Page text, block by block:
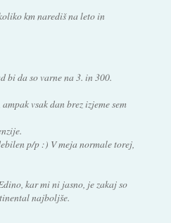
km narediš na leto in
bi da so varne na 3. in 300.
vsak dan brez izjeme sem
p/p :) V meja normale torej,
kar mi ni jasno, je zakaj so
najboljše.